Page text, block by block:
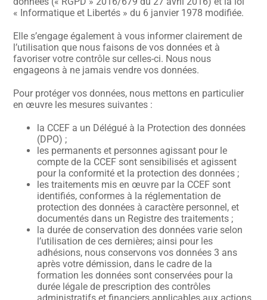
« Informatique et Libertés » du 6 janvier 1978 modifiée.
Elle s’engage également à vous informer clairement de
l’utilisation que nous faisons de vos données et à
favoriser votre contrôle sur celles-ci. Nous nous
engageons à ne jamais vendre vos données.
Pour protéger vos données, nous mettons en particulier
en œuvre les mesures suivantes :
la CCEF a un Délégué à la Protection des données
(DPO) ;
les permanents et personnes agissant pour le
compte de la CCEF sont sensibilisés et agissent
pour la conformité et la protection des données ;
les traitements mis en œuvre par la CCEF sont
identifiés, conformes à la réglementation de
protection des données à caractère personnel, et
documentés dans un Registre des traitements ;
la durée de conservation des données varie selon
l’utilisation de ces dernières; ainsi pour les
adhésions, nous conservons vos données 3 ans
après votre démission, dans le cadre de la
formation les données sont conservées pour la
durée légale de prescription des contrôles